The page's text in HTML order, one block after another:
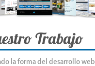
Trabajo
la forma del desarrollo web